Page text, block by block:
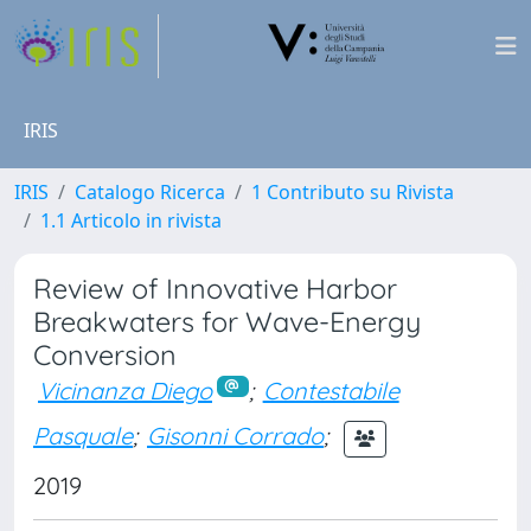
IRIS
IRIS Catalogo Ricerca
1 Contributo su Rivista
1.1 Articolo in rivista
Review of Innovative Harbor
Breakwaters for Wave-Energy
Conversion
Vicinanza Diego ; Contestabile
Pasquale; Gisonni Corrado;
2019